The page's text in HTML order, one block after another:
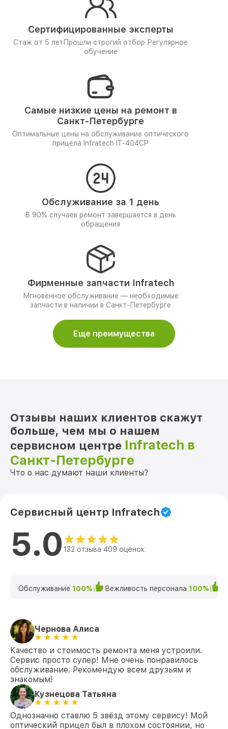
Сертифицированные эксперты
Стаж от 5 лет Прошли строгий отбор Регулярное
обучение
Самые низкие цены на ремонт в
Санкт-Петербурге
Оптимальные цены на обслуживание оптического
прицела Infratech IT-404CP
Обслуживание за 1 день
В 90% случаев ремонт завершается в день
обращения
Фирменные запчасти Infratech
Мгновенное обслуживание — необходимые
запчасти в наличии в Санкт-Петербурге
Еще преимущества
Отзывы наших клиентов скажут
больше, чем мы о нашем
сервисном центре Infratech в
Санкт-Петербурге
Что о нас думают наши клиенты?
Сервисный центр Infratech
5.0 132 отзыва 409 оценок
Обслуживание 100% Вежливость персонала 100%
Чернова Алиса
Качество и стоимость ремонта меня устроили.
Сервис просто супер! Мне очень понравилось
обслуживание. Рекомендую всем друзьям и
знакомым!
Кузнецова Татьяна
Однозначно ставлю 5 звёзд этому сервису! Мой
оптический прицел был в плохом состоянии, но